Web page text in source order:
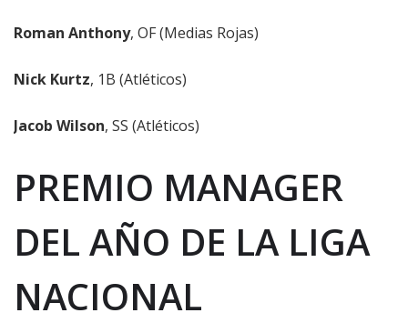
Roman Anthony, OF (Medias Rojas)
Nick Kurtz, 1B (Atléticos)
Jacob Wilson, SS (Atléticos)
PREMIO MANAGER
DEL AÑO DE LA LIGA
NACIONAL